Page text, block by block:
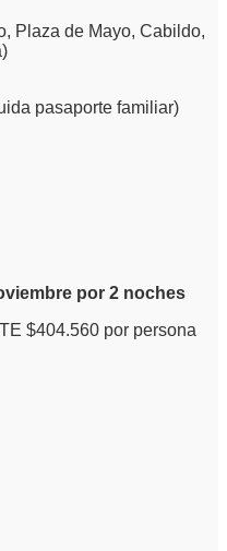
Plaza de Mayo, Cabildo,
pasaporte familiar)
por 2 noches
$404.560 por persona